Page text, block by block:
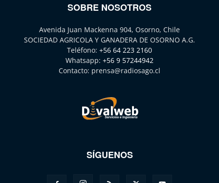
SOBRE NOSOTROS
Avenida Juan Mackenna 904, Osorno, Chile
SOCIEDAD AGRICOLA Y GANADERA DE OSORNO A.G.
Teléfono: +56 64 223 2160
Whatsapp: +56 9 57244942
Contacto: prensa@radiosago.cl
SÍGUENOS